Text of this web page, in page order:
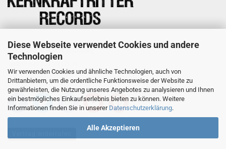
Diese Webseite verwendet Cookies und andere
Technologien
Wir verwenden Cookies und ähnliche Technologien, auch von
Drittanbietern, um die ordentliche Funktionsweise der Website zu
gewährleisten, die Nutzung unseres Angebotes zu analysieren und Ihnen
ein bestmögliches Einkaufserlebnis bieten zu können. Weitere
Informationen finden Sie in unserer Datenschutzerklärung.
Alle Akzeptieren
Kay Potreck
Siekstraße 19, 38444 Wolfsburg
E-Mail Kernkraftritter@gmail.com